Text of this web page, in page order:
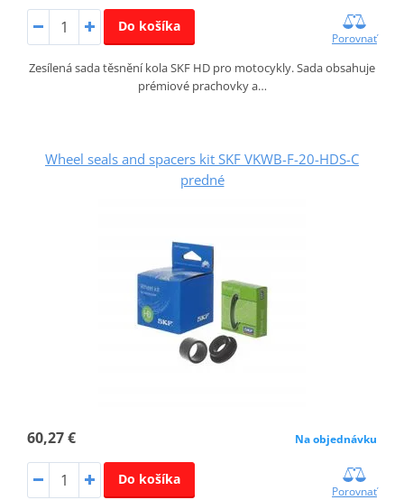
Do košíka
Porovnať
Zesílená sada těsnění kola SKF HD pro motocykly. Sada obsahuje
prémiové prachovky a…
Wheel seals and spacers kit SKF VKWB-F-20-HDS-C
predné
60,27 € Na objednávku
Do košíka
Porovnať